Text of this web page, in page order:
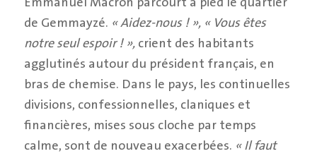
de Gemmayzé. « Aidez-nous ! », « Vous êtes
notre seul espoir ! »,crient des habitants
agglutinés autour du président français, en
bras de chemise. Dans le pays, les continuelles
divisions, confessionnelles, claniques et
financières, mises sous cloche par temps
calme, sont de nouveau exacerbées. « Il faut